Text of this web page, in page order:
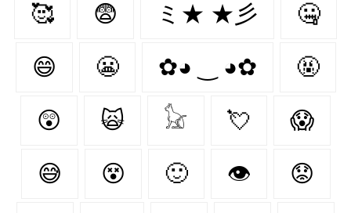
🥰 😨 ミ★ ★彡 🤐
😄 😬 ✿◕ ‿ ◕✿ 🤬
😲 🙀 𓃠 💘 😱
😅 😵 🙂 👁️ 😟